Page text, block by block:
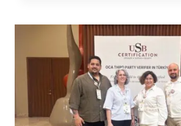
BCI
P&C
V3.2
EĞITIMI
TAMAMLANDI